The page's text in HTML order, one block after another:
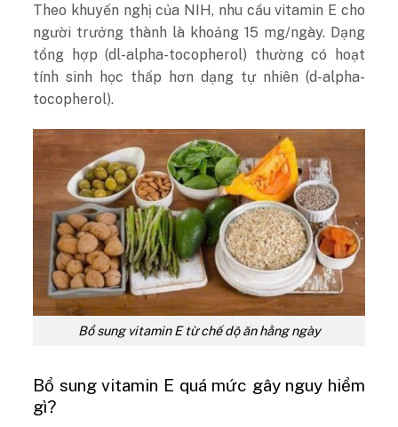
Theo khuyến nghị của NIH, nhu cầu vitamin E cho
người trưởng thành là khoảng 15 mg/ngày. Dạng
tổng hợp (dl-alpha-tocopherol) thường có hoạt
tính sinh học thấp hơn dạng tự nhiên (d-alpha-
tocopherol).
Bổ sung vitamin E từ chế dộ ăn hằng ngày
Bổ sung vitamin E quá mức gây nguy hiểm
gì?